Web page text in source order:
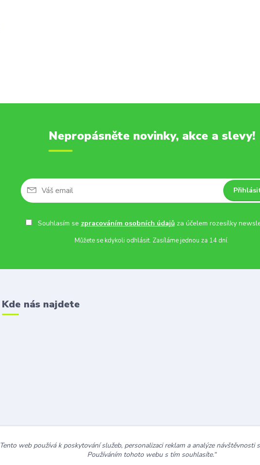
Nepropásněte novinky, akce a slevy!
Souhlasím se zpracováním osobních údajůza účelem rozesílky
Můžete se kdykoli odhlásit. Zasíláme jednou za 14 dní.
Kde nás najdete
Tento web používá k poskytování služeb, personalizaci reklam a analýze návštěvnosti
Používáním tohoto webu s tím souhlasíte.“